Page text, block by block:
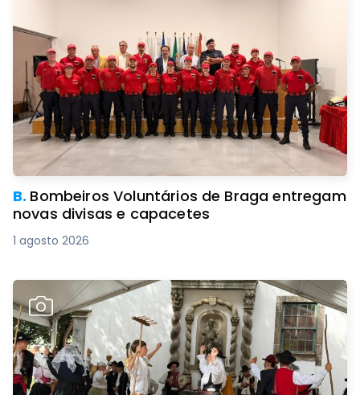
B. Bombeiros Voluntários de Braga entregam
novas divisas e capacetes
1 agosto 2026